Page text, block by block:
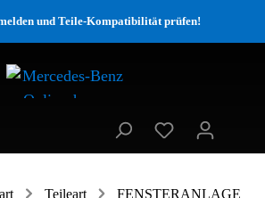
und Teile-Kompatibilität prüfen!
Teileart FENSTERANLAGE